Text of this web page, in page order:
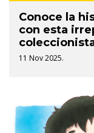
Conoce la
con esta
11 Nov 2025.